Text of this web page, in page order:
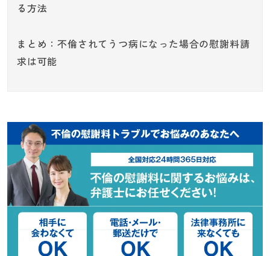
る方法
まとめ：不倫されてうつ病になった場合の慰謝料請
求は可能